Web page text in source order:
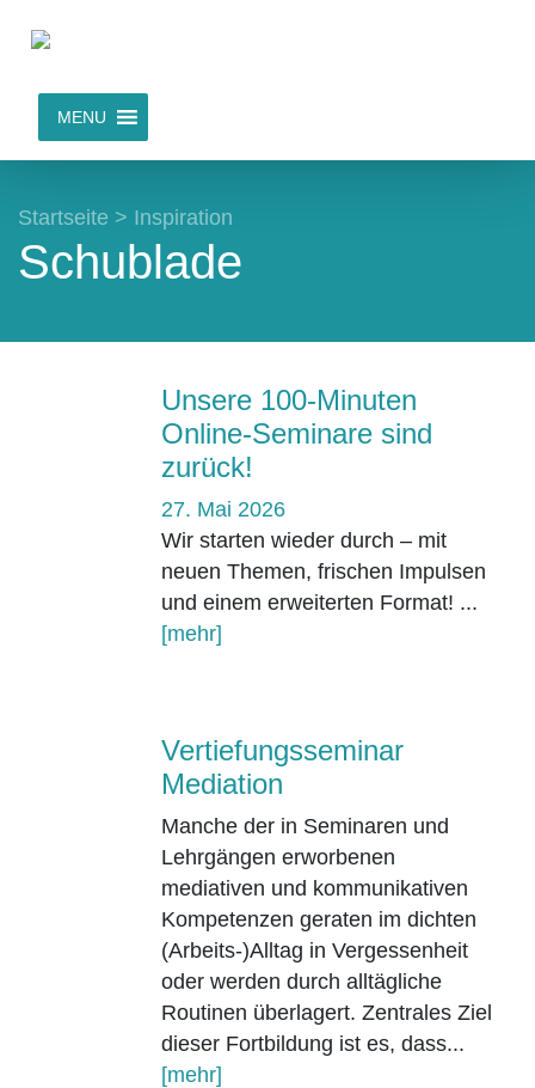
MENU
Startseite > Inspiration
Schublade
Unsere 100-Minuten
Online-Seminare sind
zurück!
27. Mai 2026
Wir starten wieder durch – mit
neuen Themen, frischen Impulsen
und einem erweiterten Format! ...
[mehr]
Vertiefungsseminar
Mediation
Manche der in Seminaren und
Lehrgängen erworbenen
mediativen und kommunikativen
Kompetenzen geraten im dichten
(Arbeits-)Alltag in Vergessenheit
oder werden durch alltägliche
Routinen überlagert. Zentrales Ziel
dieser Fortbildung ist es, dass...
[mehr]